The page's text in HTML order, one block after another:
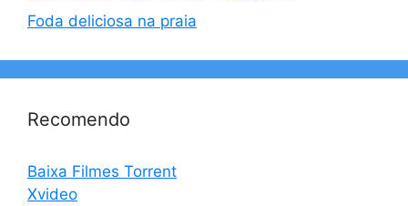
Foda deliciosa na praia
Recomendo
Baixa Filmes Torrent
Xvideo